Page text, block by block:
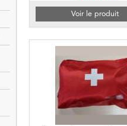
Voir le produit